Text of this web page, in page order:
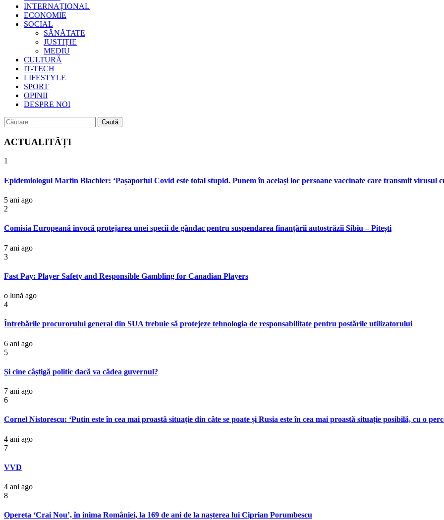
INTERNAȚIONAL
ECONOMIE
SOCIAL
SĂNĂTATE
JUSTIȚIE
MEDIU
CULTURĂ
IT-TECH
LIFESTYLE
SPORT
OPINII
DESPRE NOI
Caută
după:
ACTUALITĂȚI
1
Epidemiologul Martin Blachier: ‘Pașaportul Covid este total stupid. Punem în același loc persoane vaccinate care transmit virusul
5 ani ago
2
Comisia Europeană invocă protejarea unei specii de gândac pentru suspendarea finanțării autostrăzii Sibiu – Pitești
7 ani ago
3
Fast Pay: Player Safety and Responsible Gambling for Canadian Players
o lună ago
4
Întrebările procurorului general din SUA trebuie să protejeze tehnologia de responsabilitate pentru postările utilizatorului
6 ani ago
5
Și cine câștigă politic dacă va cădea guvernul?
7 ani ago
6
Cornel Nistorescu: ‘Putin este în cea mai proastă situație din câte se poate și Rusia este în cea mai proastă situație posibilă, cu o
4 ani ago
7
VVD
4 ani ago
8
Opereta ‘Crai Nou’, în inima României, la 169 de ani de la nașterea lui Ciprian Porumbescu